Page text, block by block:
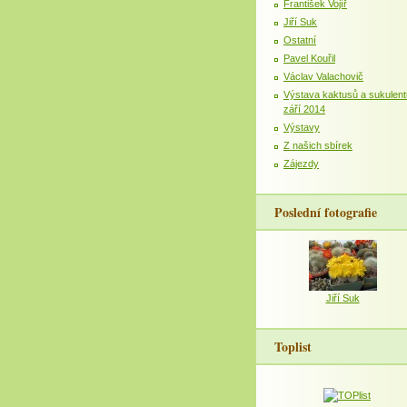
František Vojíř
Jiří Suk
Ostatní
Pavel Kouřil
Václav Valachovič
Výstava kaktusů a
září 2014
Výstavy
Z našich sbírek
Zájezdy
Poslední fotografie
Jiří Suk
Toplist